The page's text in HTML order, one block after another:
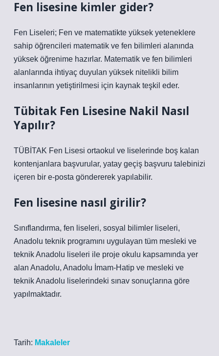
Fen lisesine kimler gider?
Fen Liseleri; Fen ve matematikte yüksek yeteneklere
sahip öğrencileri matematik ve fen bilimleri alanında
yüksek öğrenime hazırlar. Matematik ve fen bilimleri
alanlarında ihtiyaç duyulan yüksek nitelikli bilim
insanlarının yetiştirilmesi için kaynak teşkil eder.
Tübitak Fen Lisesine Nakil Nasıl
Yapılır?
TÜBİTAK Fen Lisesi ortaokul ve liselerinde boş kalan
kontenjanlara başvurular, yatay geçiş başvuru talebinizi
içeren bir e-posta göndererek yapılabilir.
Fen lisesine nasıl girilir?
Sınıflandırma, fen liseleri, sosyal bilimler liseleri,
Anadolu teknik programını uygulayan tüm mesleki ve
teknik Anadolu liseleri ile proje okulu kapsamında yer
alan Anadolu, Anadolu İmam-Hatip ve mesleki ve
teknik Anadolu liselerindeki sınav sonuçlarına göre
yapılmaktadır.
Tarih: Makaleler